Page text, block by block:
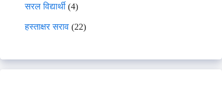
सरल विद्यार्थी(4)
हस्ताक्षर सराव (22)